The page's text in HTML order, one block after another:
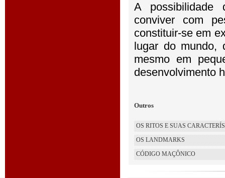
A possibilidade
conviver com
constituir-se em
lugar do mundo,
mesmo em
desenvolvimento
Outros
OS RITOS E SUAS
OS LANDMARKS
CÓDIGO MAÇÔNICO